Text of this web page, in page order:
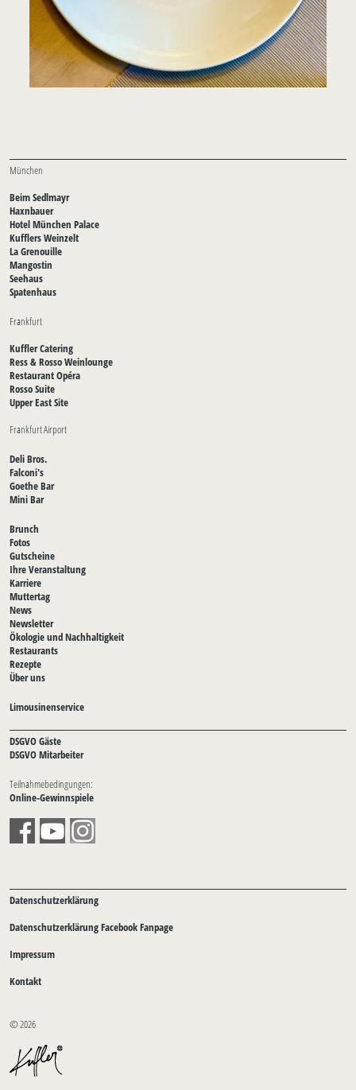
München
Beim Sedlmayr
Haxnbauer
Hotel München Palace
Kufflers Weinzelt
La Grenouille
Mangostin
Seehaus
Spatenhaus
Frankfurt
Kuffler Catering
Ress & Rosso Weinlounge
Restaurant Opéra
Rosso Suite
Upper East Site
Frankfurt Airport
Deli Bros.
Falconi's
Goethe Bar
Mini Bar
Brunch
Fotos
Gutscheine
Ihre Veranstaltung
Karriere
Muttertag
News
Newsletter
Ökologie und Nachhaltigkeit
Restaurants
Rezepte
Über uns
Limousinenservice
DSGVO Gäste
DSGVO Mitarbeiter
Teilnahmebedingungen:
Online-Gewinnspiele
Datenschutzerklärung
Datenschutzerklärung Facebook Fanpage
Impressum
Kontakt
© 2026